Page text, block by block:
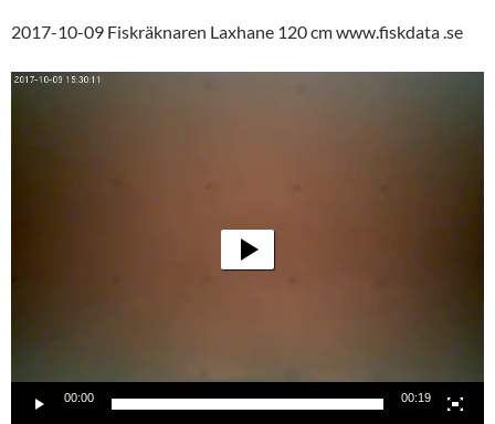
2017-10-09 Fiskräknaren Laxhane 120 cm www.fiskdata .se
Videospelare
00:00 00:19